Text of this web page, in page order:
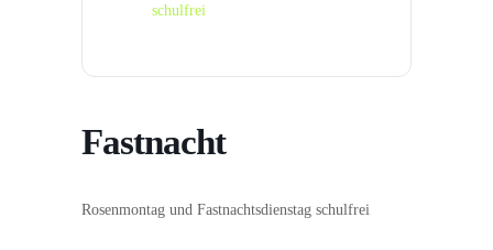
schulfrei
Fastnacht
Rosenmontag und Fastnachtsdienstag schulfrei